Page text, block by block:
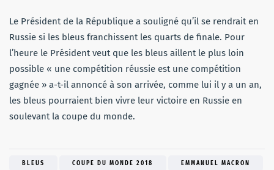
Le Président de la République a souligné qu’il se rendrait en
Russie si les bleus franchissent les quarts de finale. Pour
l’heure le Président veut que les bleus aillent le plus loin
possible « une compétition réussie est une compétition
gagnée » a-t-il annoncé à son arrivée, comme lui il y a un an,
les bleus pourraient bien vivre leur victoire en Russie en
soulevant la coupe du monde.
BLEUS COUPE DU MONDE 2018 EMMANUEL MACRON